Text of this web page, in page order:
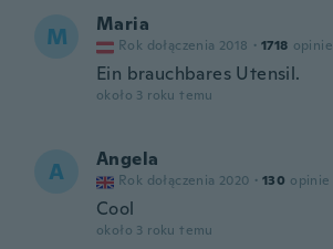
M Maria
Rok dołączenia 2018 · 1718 opinie
Ein brauchbares Utensil.
około 3 roku temu
A Angela
Rok dołączenia 2020 · 130 opinie
Cool
około 3 roku temu